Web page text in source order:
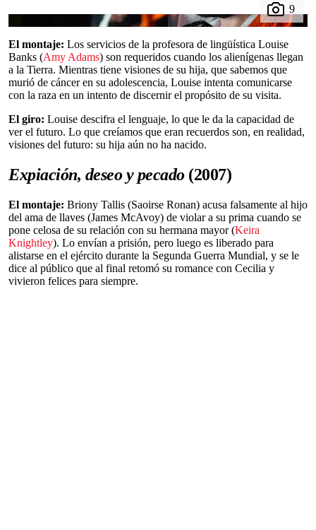
El montaje: Los servicios de la profesora de lingüística Louise
Banks (Amy Adams) son requeridos cuando los alienígenas llegan
a la Tierra. Mientras tiene visiones de su hija, que sabemos que
murió de cáncer en su adolescencia, Louise intenta comunicarse
con la raza en un intento de discernir el propósito de su visita.
El giro: Louise descifra el lenguaje, lo que le da la capacidad de
ver el futuro. Lo que creíamos que eran recuerdos son, en realidad,
visiones del futuro: su hija aún no ha nacido.
Expiación, deseo y pecado(2007)
El montaje: Briony Tallis (Saoirse Ronan) acusa falsamente al hijo
del ama de llaves (James McAvoy) de violar a su prima cuando se
pone celosa de su relación con su hermana mayor (Keira
Knightley). Lo envían a prisión, pero luego es liberado para
alistarse en el ejército durante la Segunda Guerra Mundial, y se le
dice al público que al final retomó su romance con Cecilia y
vivieron felices para siempre.